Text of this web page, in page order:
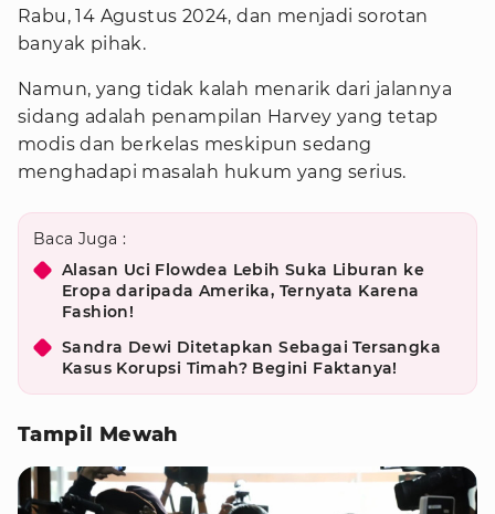
Rabu, 14 Agustus 2024, dan menjadi sorotan
banyak pihak.
Namun, yang tidak kalah menarik dari jalannya
sidang adalah penampilan Harvey yang tetap
modis dan berkelas meskipun sedang
menghadapi masalah hukum yang serius.
Baca Juga :
Alasan Uci Flowdea Lebih Suka Liburan ke
Eropa daripada Amerika, Ternyata Karena
Fashion!
Sandra Dewi Ditetapkan Sebagai Tersangka
Kasus Korupsi Timah? Begini Faktanya!
Tampil Mewah